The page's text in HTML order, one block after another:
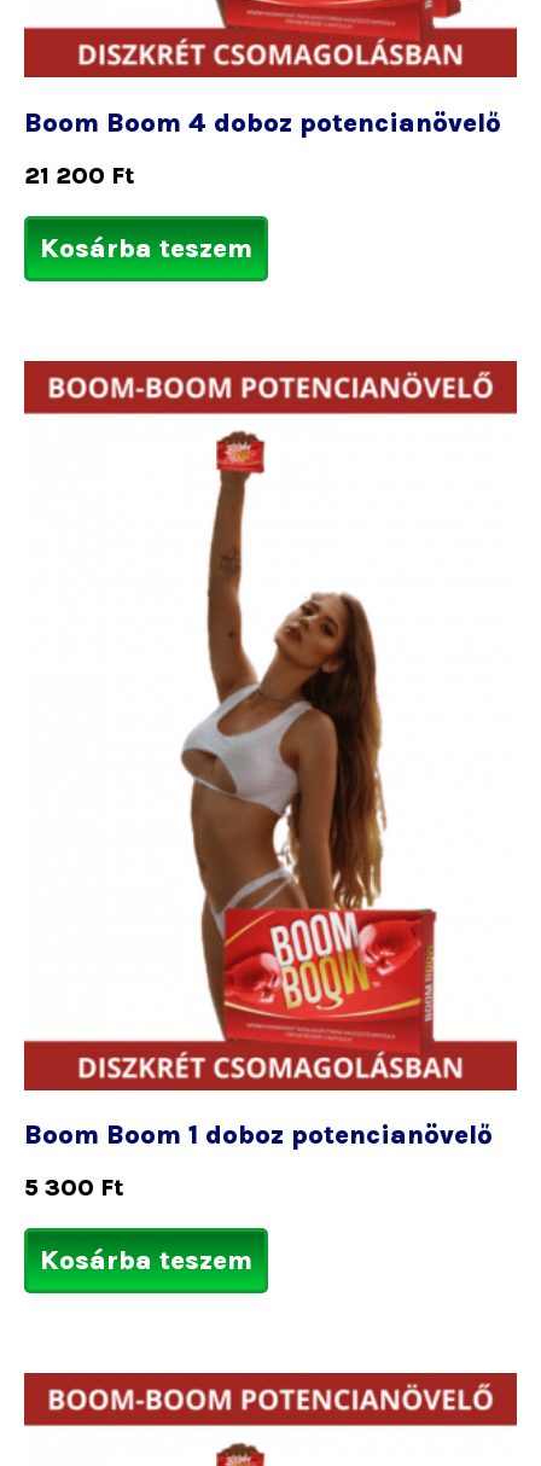
Boom Boom 4 doboz potencianövelő
21 200 Ft
Kosárba teszem
Boom Boom 1 doboz potencianövelő
5 300 Ft
Kosárba teszem